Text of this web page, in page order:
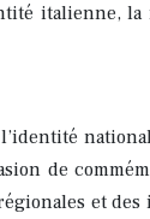
italienne,
de
et